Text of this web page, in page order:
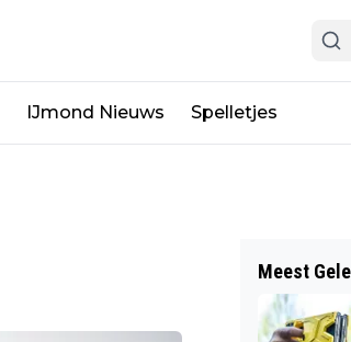
IJmond Nieuws Spelletjes
Meest